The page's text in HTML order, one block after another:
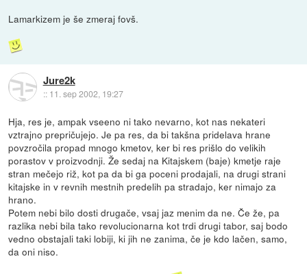
Lamarkizem je še zmeraj fovš.
Jure2k
:: 11. sep 2002, 19:27
Hja, res je, ampak vseeno ni tako nevarno, kot nas nekateri
vztrajno prepričujejo. Je pa res, da bi takšna pridelava hrane
povzročila propad mnogo kmetov, ker bi res prišlo do velikih
porastov v proizvodnji. Že sedaj na Kitajskem (baje) kmetje raje
stran mečejo riž, kot pa da bi ga poceni prodajali, na drugi strani
kitajske in v revnih mestnih predelih pa stradajo, ker nimajo za
hrano.
Potem nebi bilo dosti drugače, vsaj jaz menim da ne. Če že, pa
razlika nebi bila tako revolucionarna kot trdi drugi tabor, saj bodo
vedno obstajali taki lobiji, ki jih ne zanima, če je kdo lačen, samo,
da oni niso.